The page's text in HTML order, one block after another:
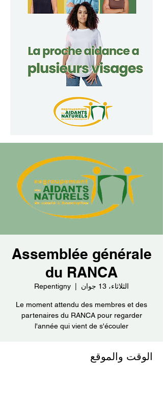
Assemblée générale
du RANCA
الثلاثاء، 13 جوان Repentigny
Le moment attendu des membres et des
partenaires du RANCA pour regarder
l'année qui vient de s'écouler
الوقت والموقع